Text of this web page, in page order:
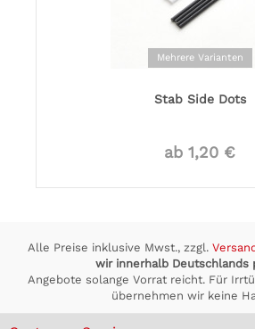
Mehrere Varianten
Stab Side Dots
ab 1,20 €
Alle Preise inklusive Mwst., zzgl.
wir innerhalb Deutschlands
Angebote solange Vorrat reicht. Für
übernehmen wir keine